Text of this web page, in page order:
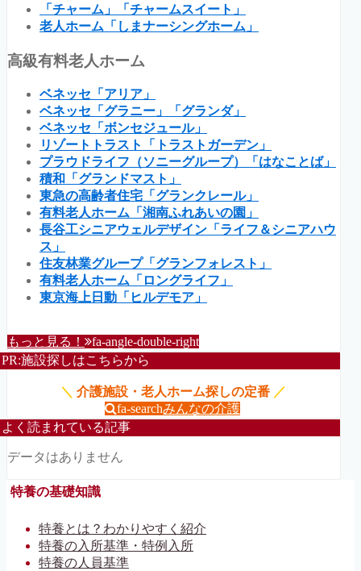
「チャーム」「チャームスイート」
老人ホーム「しまナーシングホーム」
高級有料老人ホーム
ベネッセ「アリア」
ベネッセ「グラニー」「グランダ」
ベネッセ「ボンセジュール」
リゾートトラスト「トラストガーデン」
プラウドライフ（ソニーグループ）「はなことば」
積和「グランドマスト」
東急の高齢者住宅「グランクレール」
有料老人ホーム「湘南ふれあいの園」
長谷工シニアウェルデザイン「ライフ＆シニアハウ
ス」
住友林業グループ「グランフォレスト」
有料老人ホーム「ロングライフ」
東京海上日動「ヒルデモア」
もっと見る！ fa-angle-double-right
PR:施設探しはこちらから
＼ 介護施設・老人ホーム探しの定番 ／
fa-searchみんなの介護
よく読まれている記事
データはありません
特養の基礎知識
特養とは？わかりやすく紹介
特養の入所基準・特例入所
特養の人員基準